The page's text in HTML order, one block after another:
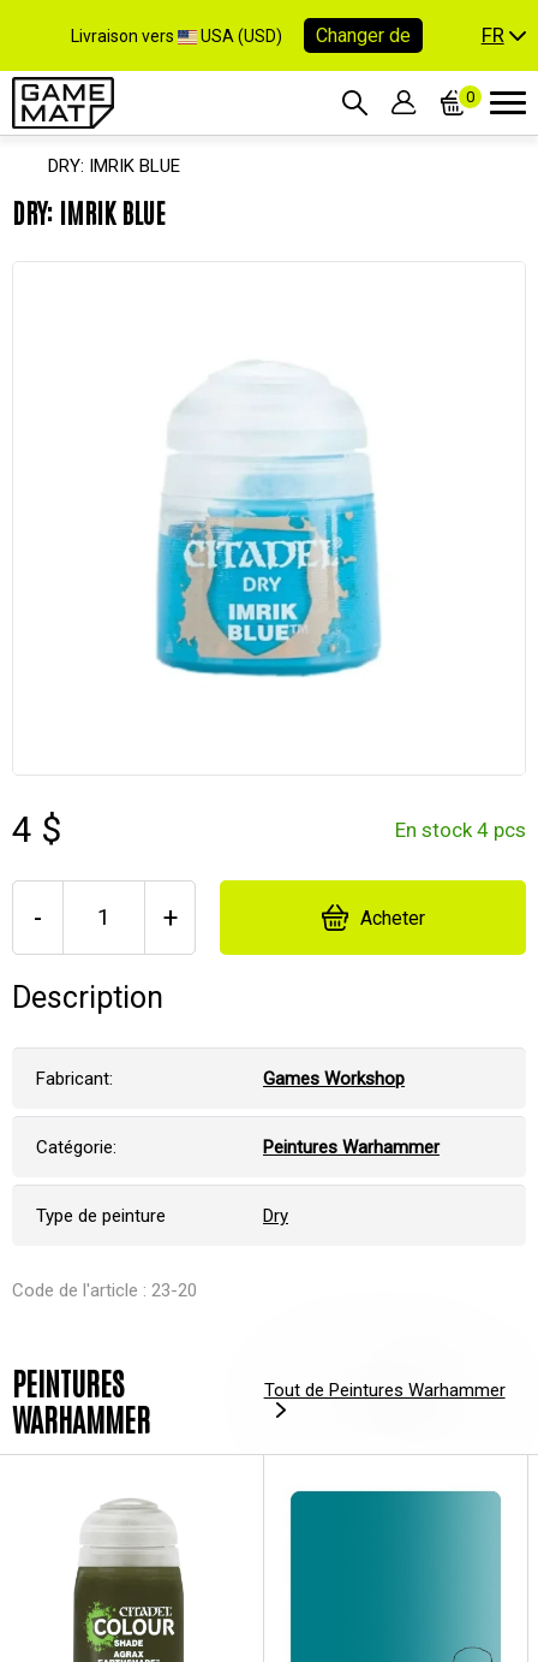
Livraison vers USA (USD) Changer de FR
0
DRY: IMRIK BLUE
DRY: IMRIK BLUE
4 $ En stock 4 pcs
- + Acheter
Description
Fabricant: Games Workshop
Catégorie: Peintures Warhammer
Type de peinture Dry
Code de l'article : 23-20
PEINTURES
WARHAMMER
Tout de Peintures Warhammer